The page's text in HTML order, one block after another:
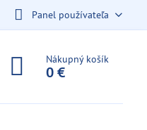
Panel používateľa
Nákupný košík
0 €